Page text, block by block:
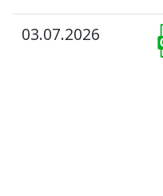
03.07.2026